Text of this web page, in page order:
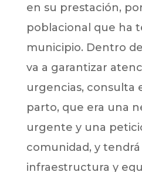
en su prestación,
poblacional que ha
municipio. Dentro
va a garantizar
urgencias, consulta
parto, que era una
urgente y una
comunidad, y
infraestructura y